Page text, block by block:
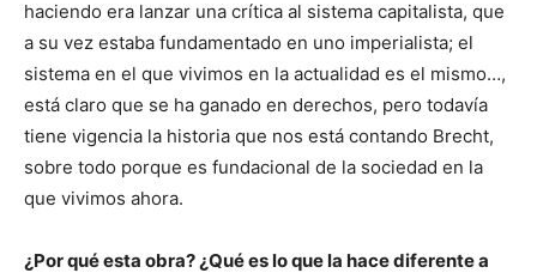
haciendo era lanzar una crítica al sistema capitalista, que
a su vez estaba fundamentado en uno imperialista; el
sistema en el que vivimos en la actualidad es el mismo…,
está claro que se ha ganado en derechos, pero todavía
tiene vigencia la historia que nos está contando Brecht,
sobre todo porque es fundacional de la sociedad en la
que vivimos ahora.
¿Por qué esta obra? ¿Qué es lo que la hace diferente a